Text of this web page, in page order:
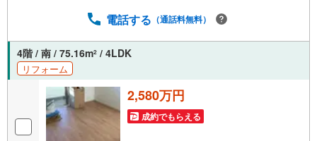
スカイガーデンには経験豊富なスタッフが揃っています!!
住宅ローンや保険、不動産に関する税金法律その他各種手
続きのことなど何でもお気軽にご相談ください。 お客様に
いかに喜んでいただけるかを心がけています。 ●営業時間
午前9時00分～午後7時00分 （定休日:毎週火曜日、毎週水
曜日） 営業時間内はお電話でのお問い合わせがスムーズに
ご案内できます。 お気軽にお電話ください。スタッフ一
同、心よりお待ちしておりますので宜しくお願い致しま
電話する （通話料無料）
4階 / 南 / 75.16m2 / 4LDK
リフォーム
2,580万円
成約でもらえる